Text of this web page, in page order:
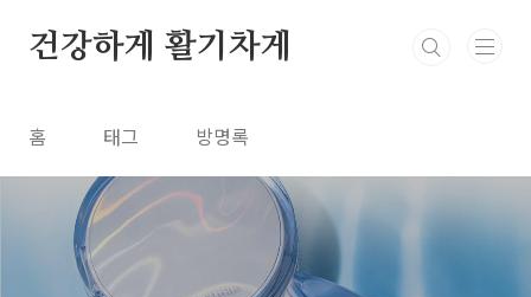
건강하게 활기차게
홈 태그 방명록